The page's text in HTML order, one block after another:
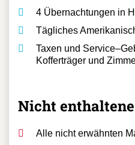
4 Übernachtungen in
Tägliches
Taxen und
Kofferträger und
Nicht
Alle nicht erwähnten